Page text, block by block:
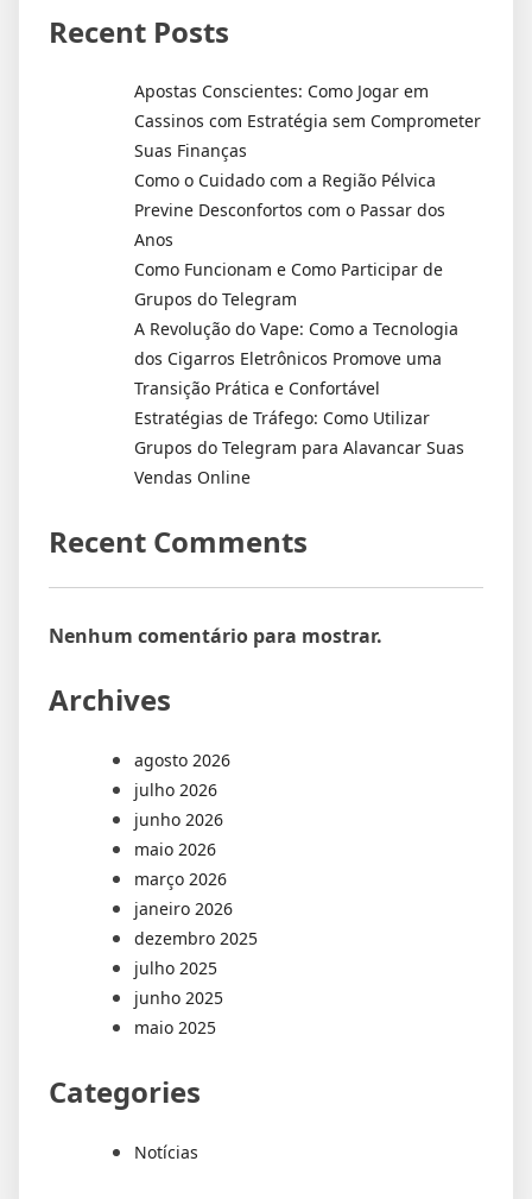
Recent Posts
Apostas Conscientes: Como Jogar em
Cassinos com Estratégia sem Comprometer
Suas Finanças
Como o Cuidado com a Região Pélvica
Previne Desconfortos com o Passar dos
Anos
Como Funcionam e Como Participar de
Grupos do Telegram
A Revolução do Vape: Como a Tecnologia
dos Cigarros Eletrônicos Promove uma
Transição Prática e Confortável
Estratégias de Tráfego: Como Utilizar
Grupos do Telegram para Alavancar Suas
Vendas Online
Recent Comments
Nenhum comentário para mostrar.
Archives
agosto 2026
julho 2026
junho 2026
maio 2026
março 2026
janeiro 2026
dezembro 2025
julho 2025
junho 2025
maio 2025
Categories
Notícias